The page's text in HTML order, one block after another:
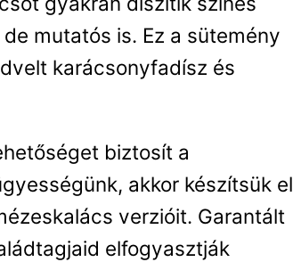
mutatós is. Ez a sütemény
karácsonyfadísz és
biztosít a
akkor készítsük el
verzióit. Garantált
elfogyasztják